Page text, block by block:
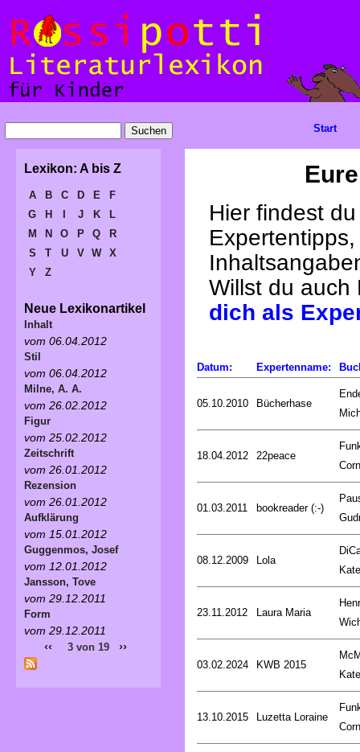
Hier findest
Willst du
dich als
Datum: Expertenname:
05.10.2010 Bücherhase
18.04.2012 22peace
01.03.2011 bookreader (:-)
08.12.2009 Lola
Kate
23.11.2012 Laura Maria
03.02.2024 KWB 2015
Kate
13.10.2015 Luzetta Loraine
Start
Lexikon: A bis Z
A B C D E
F
G
H J K
L
M
N O P Q
R
S
T U V W
X
Y
Z
Neue Lexikonartikel
Inhalt
vom 06.04.2012
Stil
vom 06.04.2012
Milne, A. A.
vom 26.02.2012
Figur
vom 25.02.2012
Zeitschrift
vom 26.01.2012
Rezension
vom 26.01.2012
Aufklärung
vom 15.01.2012
Guggenmos, Josef
vom 12.01.2012
Jansson, Tove
vom 29.12.2011
Form
vom 29.12.2011
‹‹ 3 von 19 ››